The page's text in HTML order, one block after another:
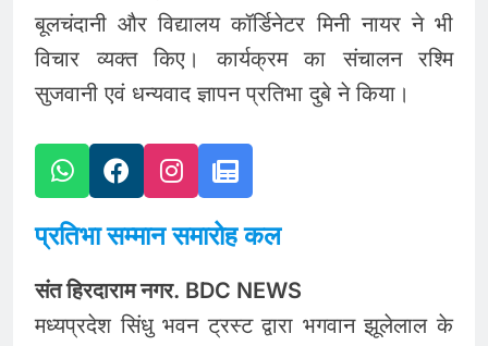
बूलचंदानी और विद्यालय कॉर्डिनेटर मिनी नायर ने भी
विचार व्यक्त किए। कार्यक्रम का संचालन रश्मि
सुजवानी एवं धन्यवाद ज्ञापन प्रतिभा दुबे ने किया।
प्रतिभा सम्मान समारोह कल
संत हिरदाराम नगर. BDC NEWS
मध्यप्रदेश सिंधु भवन ट्रस्ट द्वारा भगवान झूलेलाल के